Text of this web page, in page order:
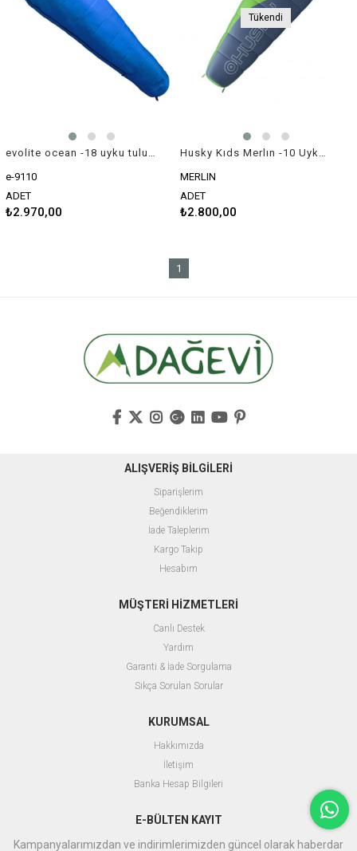
evolite ocean -18 uyku tulumu
e-9110
ADET
₺2.970,00
Tükendi
Husky Kıds Merlın -10 Uyku Tulumu
MERLIN
ADET
₺2.800,00
1
ALIŞVERİŞ BİLGİLERİ
Siparişlerim
Beğendiklerim
İade Taleplerim
Kargo Takip
Hesabım
MÜŞTERİ HİZMETLERİ
Canlı Destek
Yardım
Garanti & İade Sorgulama
Sıkça Sorulan Sorular
KURUMSAL
Hakkımızda
İletişim
Banka Hesap Bilgileri
E-BÜLTEN KAYIT
Kampanyalarımızdan ve indirimlerimizden güncel olarak haberdar